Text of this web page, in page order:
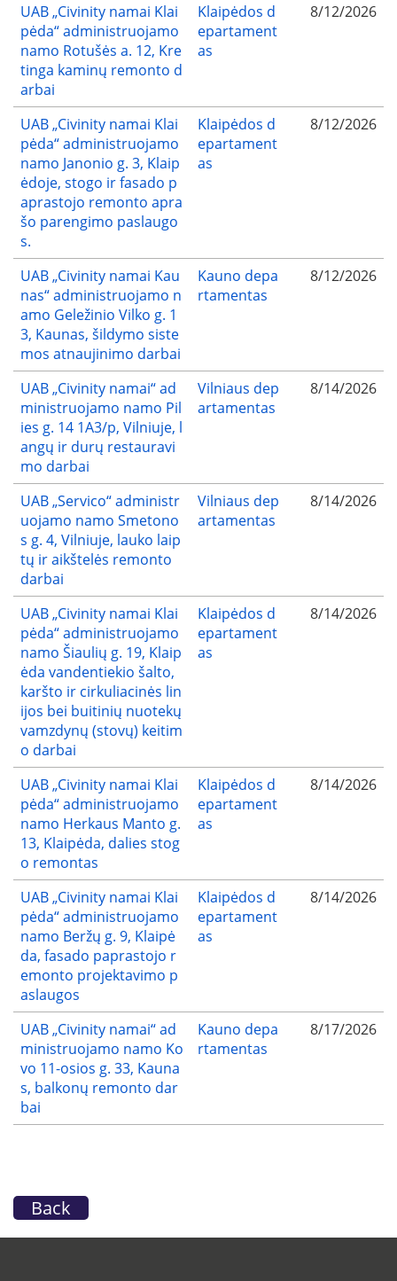
UAB „Civinity namai Klai
pėda“ administruojamo
namo Rotušės a. 12, Kre
tinga kaminų remonto d
arbai
Klaipėdos d
epartament
as
8/12/2026
UAB „Civinity namai Klai
pėda“ administruojamo
namo Janonio g. 3, Klaip
ėdoje, stogo ir fasado p
aprastojo remonto apra
šo parengimo paslaugo
s.
Klaipėdos d
epartament
as
8/12/2026
UAB „Civinity namai Kau
nas“ administruojamo n
amo Geležinio Vilko g. 1
3, Kaunas, šildymo siste
mos atnaujinimo darbai
Kauno depa
rtamentas
8/12/2026
UAB „Civinity namai“ ad
ministruojamo namo Pil
ies g. 14 1A3/p, Vilniuje, l
angų ir durų restauravi
mo darbai
Vilniaus dep
artamentas
8/14/2026
UAB „Servico“ administr
uojamo namo Smetono
s g. 4, Vilniuje, lauko laip
tų ir aikštelės remonto
darbai
Vilniaus dep
artamentas
8/14/2026
UAB „Civinity namai Klai
pėda“ administruojamo
namo Šiaulių g. 19, Klaip
ėda vandentiekio šalto,
karšto ir cirkuliacinės lin
ijos bei buitinių nuotekų
vamzdynų (stovų) keitim
o darbai
Klaipėdos d
epartament
as
8/14/2026
UAB „Civinity namai Klai
pėda“ administruojamo
namo Herkaus Manto g.
13, Klaipėda, dalies stog
o remontas
Klaipėdos d
epartament
as
8/14/2026
UAB „Civinity namai Klai
pėda“ administruojamo
namo Beržų g. 9, Klaipė
da, fasado paprastojo r
emonto projektavimo p
aslaugos
Klaipėdos d
epartament
as
8/14/2026
UAB „Civinity namai“ ad
ministruojamo namo Ko
vo 11-osios g. 33, Kauna
s, balkonų remonto dar
bai
Kauno depa
rtamentas
8/17/2026
Back